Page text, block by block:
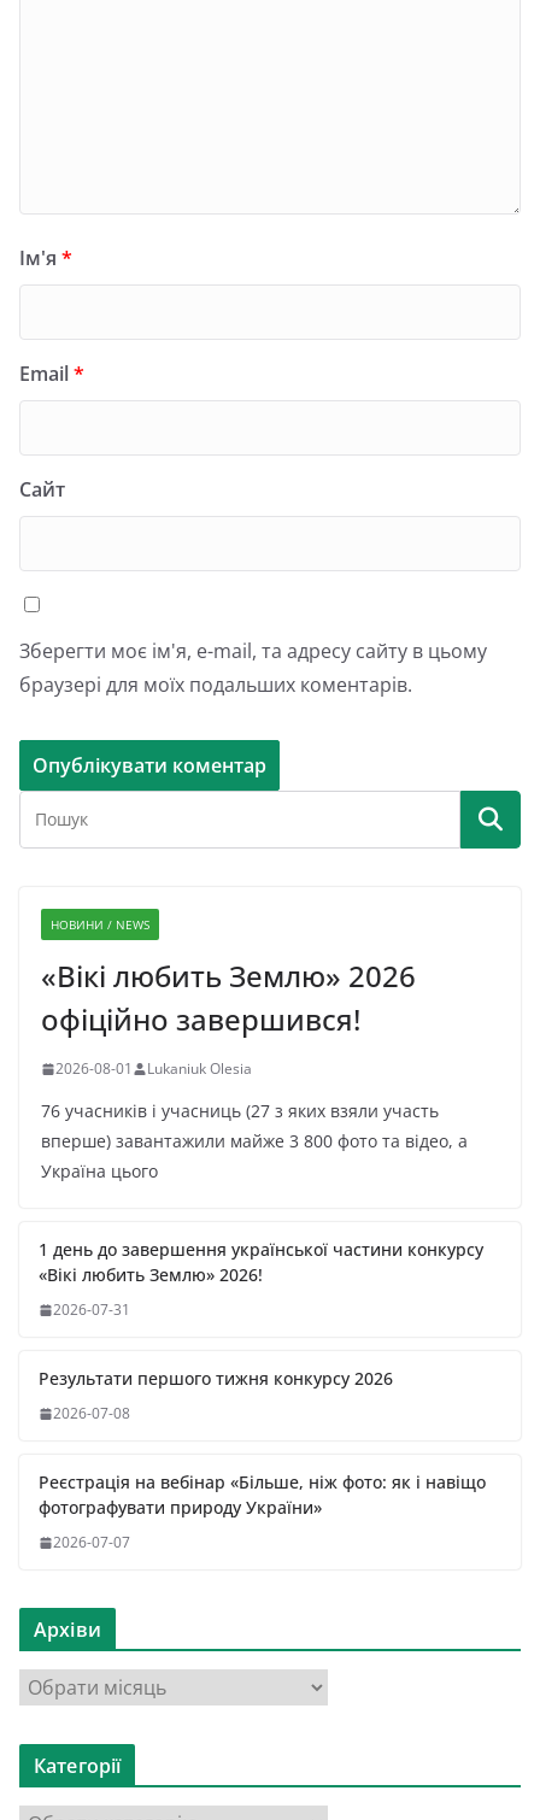
Ім'я *
Email*
Сайт
Зберегти моє ім'я, e-mail, та адресу сайту в цьому
браузері для моїх подальших коментарів.
НОВИНИ / NEWS
«Вікі любить Землю» 2026
офіційно завершився!
2026-08-01 Lukaniuk Olesia
76 учасників і учасниць (27 з яких взяли участь
вперше) завантажили майже 3 800 фото та відео, а
Україна цього
1 день до завершення української частини конкурсу
«Вікі любить Землю» 2026!
2026-07-31
Результати першого тижня конкурсу 2026
2026-07-08
Реєстрація на вебінар «Більше, ніж фото: як і навіщо
фотографувати природу України»
2026-07-07
Архіви
р
х
в
Категорії